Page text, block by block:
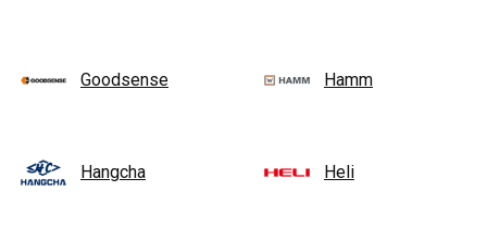
Goodsense Hamm
Hangcha Heli